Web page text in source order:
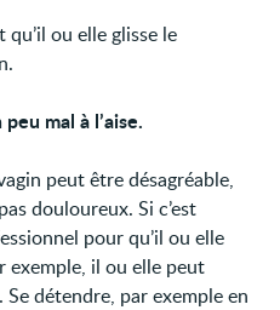
ou elle glisse le
mal à l’aise.
peut être désagréable,
douloureux. Si c’est
pour qu’il ou elle
exemple, il ou elle peut
détendre, par exemple en